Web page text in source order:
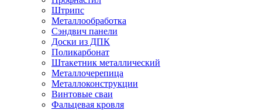
Штрипс
Металлообработка
Сэндвич панели
Доски из ДПК
Поликарбонат
Штакетник металлический
Металлочерепица
Металлоконструкции
Винтовые сваи
Фальцевая кровля